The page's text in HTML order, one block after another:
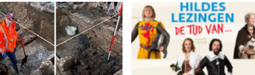
van deze week koos
voor jachttafereeltjes op
paar Delfts Blauwe tegels
de archeologen kortgeleden
aan de Krebbesteeg.
geschiedenis van het gebied
achter de 33 km lange
dijkversterking laat zien hoe we
al meer dan duizend jaar
proberen te leven met water –
én hoe de keuzes van toen
doorwerken in het hier en nu.”